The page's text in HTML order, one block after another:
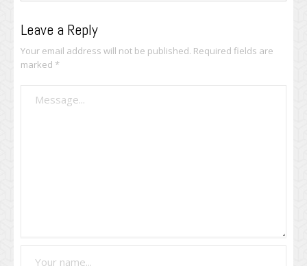
Leave a Reply
Your email address will not be published. Required fields are
marked *